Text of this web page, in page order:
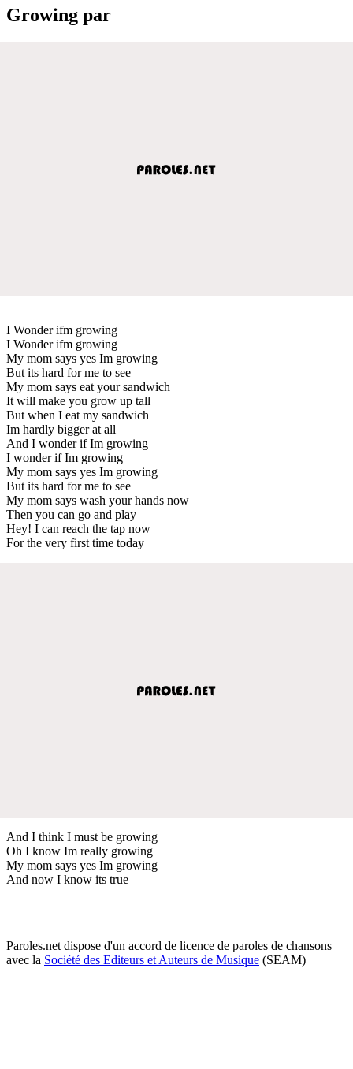
Growing par
I Wonder ifm growing
I Wonder ifm growing
My mom says yes Im growing
But its hard for me to see
My mom says eat your sandwich
It will make you grow up tall
But when I eat my sandwich
Im hardly bigger at all
And I wonder if Im growing
I wonder if Im growing
My mom says yes Im growing
But its hard for me to see
My mom says wash your hands now
Then you can go and play
Hey! I can reach the tap now
For the very first time today
And I think I must be growing
Oh I know Im really growing
My mom says yes Im growing
And now I know its true
Paroles.net dispose d'un accord de licence de paroles de chansons
avec la Société des Editeurs et Auteurs de Musique (SEAM)